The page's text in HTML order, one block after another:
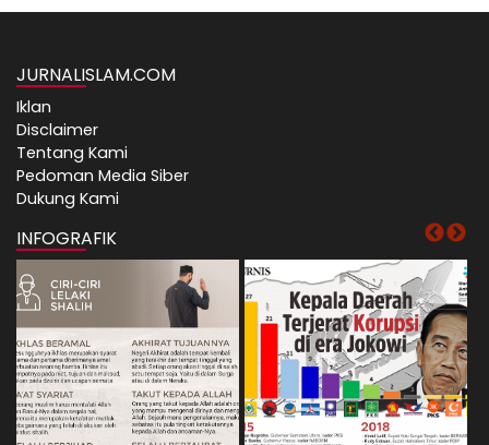
JURNALISLAM.COM
Iklan
Disclaimer
Tentang Kami
Pedoman Media Siber
Dukung Kami
INFOGRAFIK